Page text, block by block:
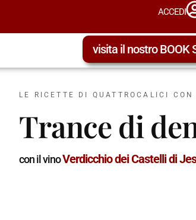
ACCEDI
visita il nostro BOOK
LE RICETTE DI QUATTROCALICI
Trance di
con il vinoVerdicchio dei Castelli di